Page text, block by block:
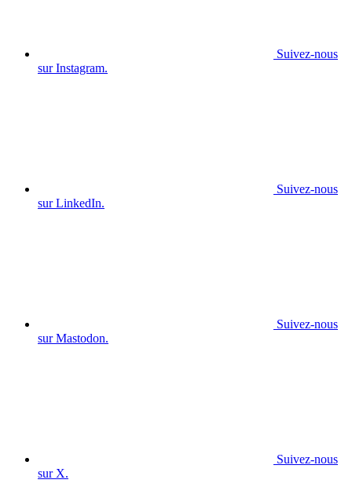
Suivez-nous
sur Instagram.
Suivez-nous
sur LinkedIn.
Suivez-nous
sur Mastodon.
Suivez-nous
sur X.